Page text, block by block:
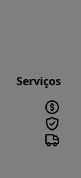
Serviços